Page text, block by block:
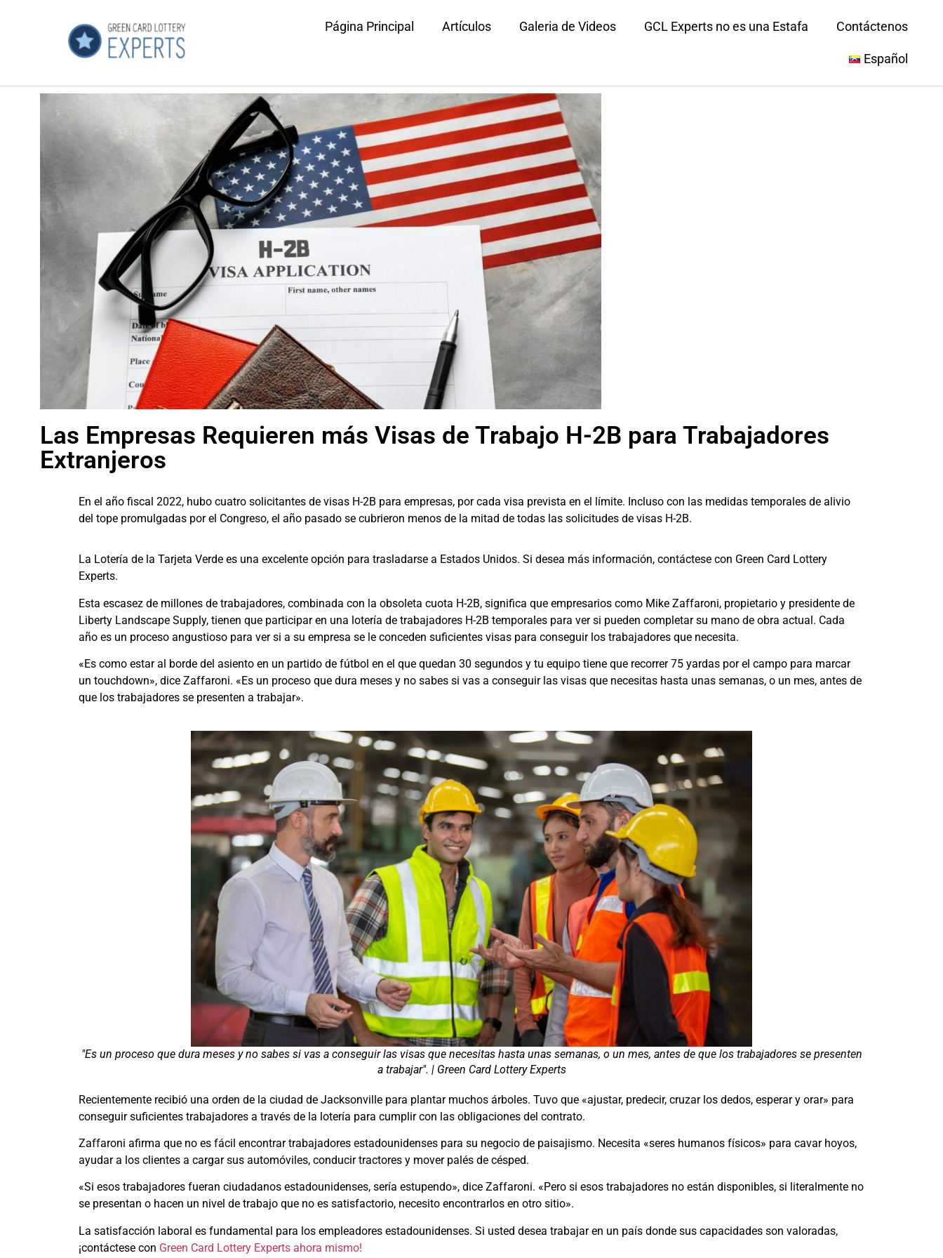
Página Principal Artículos Galeria de Videos GCL Experts no es una Estafa Contáctenos
Español
Las Empresas Requieren más Visas de Trabajo H-2B para Trabajadores
Extranjeros
En el año fiscal 2022, hubo cuatro solicitantes de visas H-2B para empresas, por cada visa prevista en el límite. Incluso con las medidas temporales de alivio
del tope promulgadas por el Congreso, el año pasado se cubrieron menos de la mitad de todas las solicitudes de visas H-2B.
La Lotería de la Tarjeta Verde es una excelente opción para trasladarse a Estados Unidos. Si desea más información, contáctese con Green Card Lottery
Experts.
Esta escasez de millones de trabajadores, combinada con la obsoleta cuota H-2B, significa que empresarios como Mike Zaffaroni, propietario y presidente de
Liberty Landscape Supply, tienen que participar en una lotería de trabajadores H-2B temporales para ver si pueden completar su mano de obra actual. Cada
año es un proceso angustioso para ver si a su empresa se le conceden suficientes visas para conseguir los trabajadores que necesita.
«Es como estar al borde del asiento en un partido de fútbol en el que quedan 30 segundos y tu equipo tiene que recorrer 75 yardas por el campo para marcar
un touchdown», dice Zaffaroni. «Es un proceso que dura meses y no sabes si vas a conseguir las visas que necesitas hasta unas semanas, o un mes, antes de
que los trabajadores se presenten a trabajar».
"Es un proceso que dura meses y no sabes si vas a conseguir las visas que necesitas hasta unas semanas, o un mes, antes de que los trabajadores se presenten
a trabajar". | Green Card Lottery Experts
Recientemente recibió una orden de la ciudad de Jacksonville para plantar muchos árboles. Tuvo que «ajustar, predecir, cruzar los dedos, esperar y orar» para
conseguir suficientes trabajadores a través de la lotería para cumplir con las obligaciones del contrato.
Zaffaroni afirma que no es fácil encontrar trabajadores estadounidenses para su negocio de paisajismo. Necesita «seres humanos físicos» para cavar hoyos,
ayudar a los clientes a cargar sus automóviles, conducir tractores y mover palés de césped.
«Si esos trabajadores fueran ciudadanos estadounidenses, sería estupendo», dice Zaffaroni. «Pero si esos trabajadores no están disponibles, si literalmente no
se presentan o hacen un nivel de trabajo que no es satisfactorio, necesito encontrarlos en otro sitio».
La satisfacción laboral es fundamental para los empleadores estadounidenses. Si usted desea trabajar en un país donde sus capacidades son valoradas,
¡contáctese con Green Card Lottery Experts ahora mismo!